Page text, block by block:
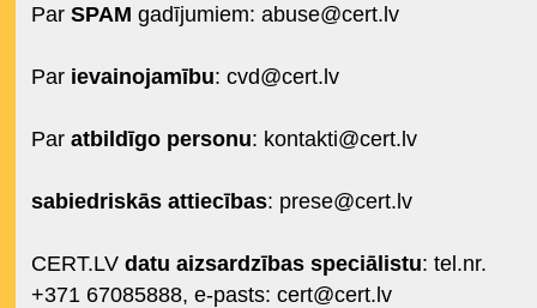
Par SPAM gadījumiem: abuse@cert.lv
Par ievainojamību: cvd@cert.lv
Par atbildīgo personu: kontakti@cert.lv
sabiedriskās attiecības: prese@cert.lv
CERT.LV datu aizsardzības speciālistu: tel.nr.
+371 67085888, e-pasts: cert@cert.lv